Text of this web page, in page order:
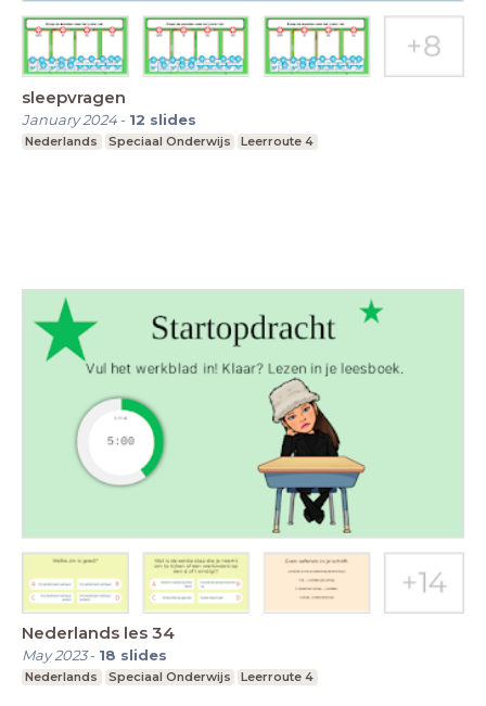
sleepvragen
January 2024- 12 slides
Nederlands Speciaal Onderwijs Leerroute 4
Nederlands les 34
May 2023- 18 slides
Nederlands Speciaal Onderwijs Leerroute 4